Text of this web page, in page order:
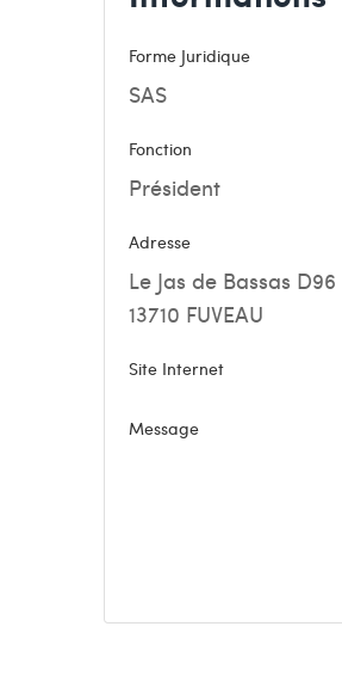
Forme Juridique
SAS
Fonction
Président
Adresse
Le Jas de Bassas D96
13710 FUVEAU
Site Internet
Message